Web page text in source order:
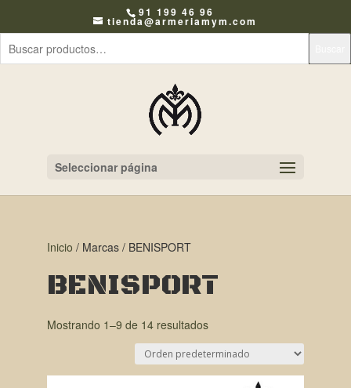
91 199 46 96
tienda@armeriamym.com
Seleccionar página
Inicio / Marcas / BENISPORT
BENISPORT
Mostrando 1–9 de 14 resultados